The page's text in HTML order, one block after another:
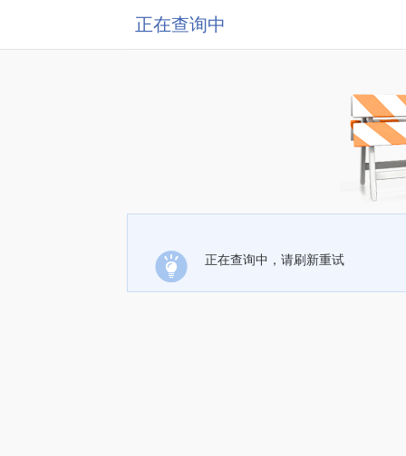
正在查询中
正在查询中，请刷新重试